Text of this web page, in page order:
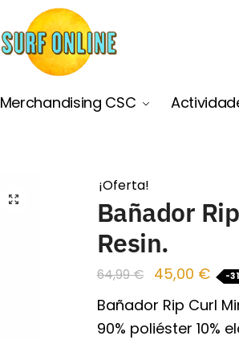
Merchandising CSC
🔍
¡Oferta!
Bañador
Resin.
64,99€ 45,00 € -
Bañador Rip Curl
90% poliéster 10%